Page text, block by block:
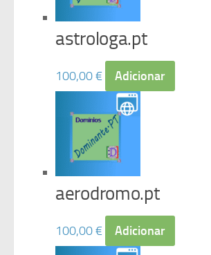
astrologa.pt
100,00€ Adicionar
aerodromo.pt
100,00€ Adicionar